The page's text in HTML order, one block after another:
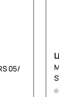
05/